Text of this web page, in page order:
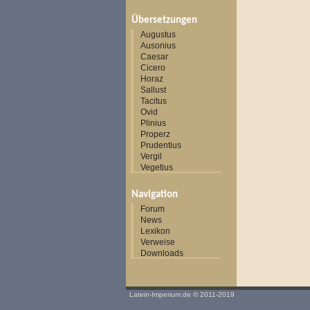
Übersetzungen
Augustus
Ausonius
Caesar
Cicero
Horaz
Sallust
Tacitus
Ovid
Plinius
Properz
Prudentius
Vergil
Vegetius
Navigation
Forum
News
Lexikon
Verweise
Downloads
Latein-Imperium.de © 2011-2019